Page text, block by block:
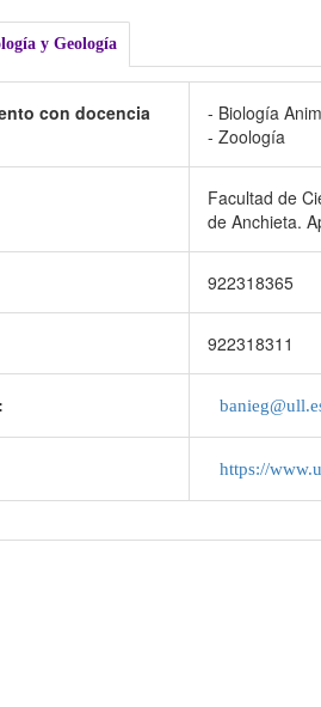
y Geología
con docencia
- Biología
- Zoología
Facultad de
de Anchieta.
922318365
922318311
https://